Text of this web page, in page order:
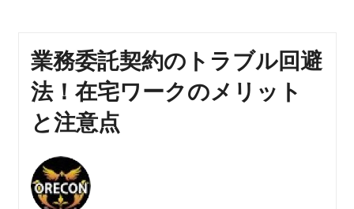
業務委託契約のトラブル回避
法！在宅ワークのメリット
と注意点